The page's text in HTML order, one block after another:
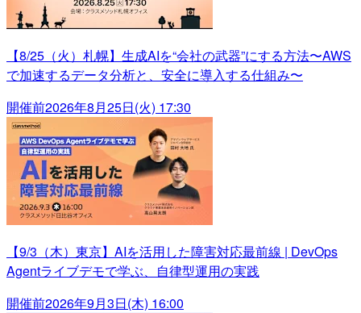
【8/25（火）札幌】生成AIを“会社の武器”にする方法〜AWS
で加速するデータ分析と、安全に導入する仕組み〜
開催前2026年8月25日(火) 17:30
【9/3（木）東京】AIを活用した障害対応最前線 | DevOps
Agentライブデモで学ぶ、自律型運用の実践
開催前2026年9月3日(木) 16:00